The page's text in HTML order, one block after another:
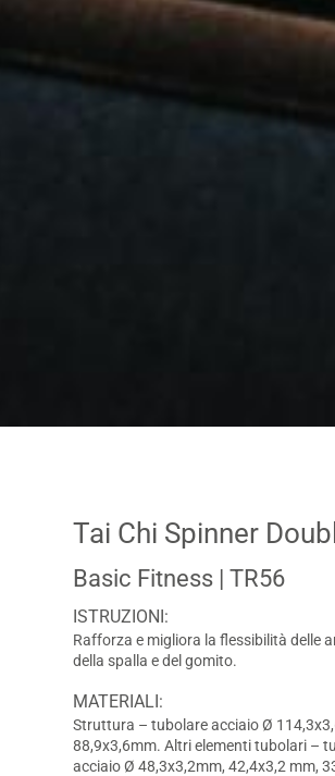
Tai Chi Spinner
Basic Fitness | TR56
ISTRUZIONI:
Rafforza e migliora la flessibilità delle
della spalla e del gomito.
MATERIALI:
Struttura – tubolare acciaio Ø
88,9x3,6mm. Altri elementi tubolari –
acciaio Ø 48,3x3,2mm, 42,4x3,2 mm,